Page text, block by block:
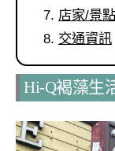
店家/景
交通資訊
Hi-Q褐藻生